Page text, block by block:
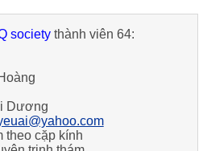
society thành viên 64:
Dương
theo cặp kính